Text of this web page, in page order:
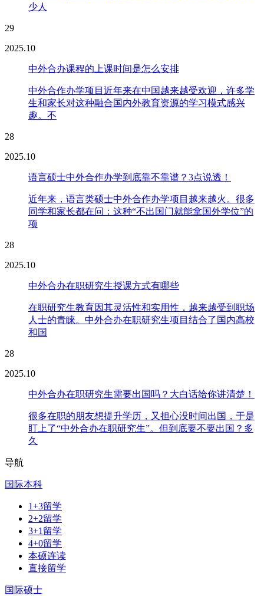
少人
29
2025.10
中外合办课程的上课时间是怎么安排
中外合作办学项目近年来在中国越来越受欢迎，许多学
生和家长对这种融合国内外教育资源的学习模式感兴
趣。不
28
2025.10
语言硕士中外合作办学到底靠不靠谱？3点说透！
近年来，语言类硕士中外合作办学项目越来越火。很多
同学和家长都在问：这种“不出国门就能拿国外学位”的
项
28
2025.10
中外合办在职研究生授课方式有哪些
在职研究生教育因其灵活性和实用性，越来越受到职场
人士的青睐。中外合办在职研究生项目结合了国内高校
和国
28
2025.10
中外合办在职研究生需要出国吗？大白话给你讲清楚！
很多在职的朋友想提升学历，又担心没时间出国，于是
盯上了“中外合办在职研究生”。但到底要不要出国？多
久
导航
国际本科
1+3留学
2+2留学
3+1留学
4+0留学
本硕连读
直接留学
国际硕士